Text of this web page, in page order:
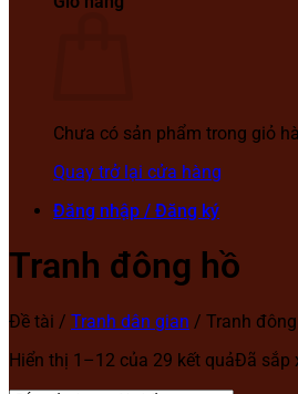
Chưa có sản phẩm trong giỏ
Quay trở lại cửa hàng
Đăng nhập / Đăng ký
Tranh đông hồ
Đề tài / Tranh dân gian / Tranh
Hiển thị 1–12 của 29 kết quảĐã sắp